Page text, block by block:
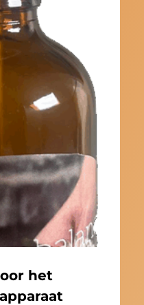
het